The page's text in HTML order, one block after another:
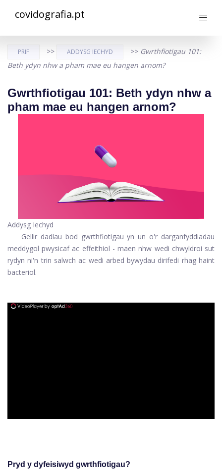
covidografia.pt
PRIF >> ADDYSG IECHYD >> Gwrthfiotigau 101:
Beth ydyn nhw a pham mae eu hangen arnom?
Gwrthfiotigau 101: Beth ydyn nhw a
pham mae eu hangen arnom?
Addysg Iechyd
Gellir dadlau bod gwrthfiotigau yn un o'r darganfyddiadau
meddygol pwysicaf ac effeithiol - maen nhw wedi chwyldroi sut
rydyn ni'n trin salwch ac wedi arbed bywydau dirifedi rhag haint
bacteriol.
Pryd y dyfeisiwyd gwrthfiotigau?